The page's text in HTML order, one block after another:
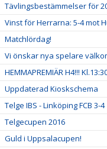
Tävlingsbestämmelser för
Vinst för Herrarna: 5-4 mot
Matchlördag!
Vi önskar nya spelare
HEMMAPREMIÄR H4!!!
Uppdaterad Kioskschema
Telge IBS - Linköping FCB 3-4
Telgecupen 2016
Guld i Uppsalacupen!